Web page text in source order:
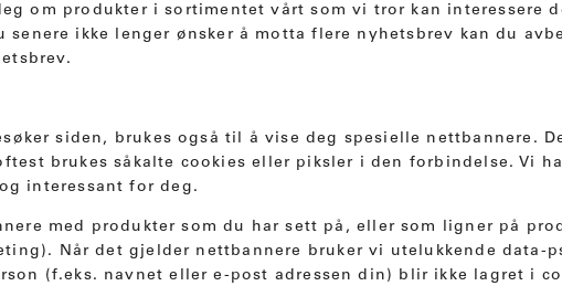
om produkter i sortimentet vårt som vi tror kan interessere
ikke lenger ønsker å motta flere nyhetsbrev kan du
siden, brukes også til å vise deg spesielle nettbannere.
brukes såkalte cookies eller piksler i den forbindelse. Vi
interessant for deg.
med produkter som du har sett på, eller som ligner på
Når det gjelder nettbannere bruker vi utelukkende data-
(f.eks. navnet eller e-post adressen din) blir ikke lagret i